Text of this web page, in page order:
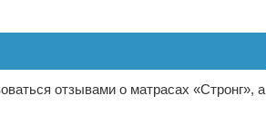
отзывами о матрасах «Стронг», а